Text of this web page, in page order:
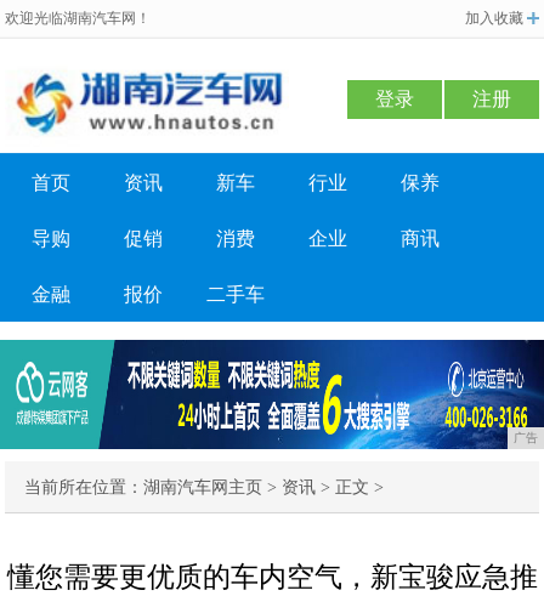
欢迎光临湖南汽车网！ 加入收藏
登录 注册
首页 资讯 新车 行业 保养
导购 促销 消费 企业 商讯
金融 报价 二手车
广告
当前所在位置：湖南汽车网主页 > 资讯 > 正文 >
懂您需要更优质的车内空气，新宝骏应急推